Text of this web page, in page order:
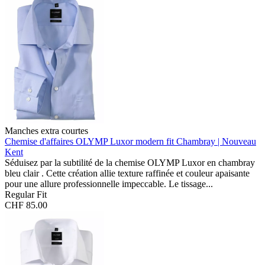
Manches extra courtes
Chemise d'affaires OLYMP Luxor modern fit Chambray | Nouveau
Kent
Séduisez par la subtilité de la chemise OLYMP Luxor en chambray
bleu clair . Cette création allie texture raffinée et couleur apaisante
pour une allure professionnelle impeccable. Le tissage...
Regular Fit
CHF 85.00